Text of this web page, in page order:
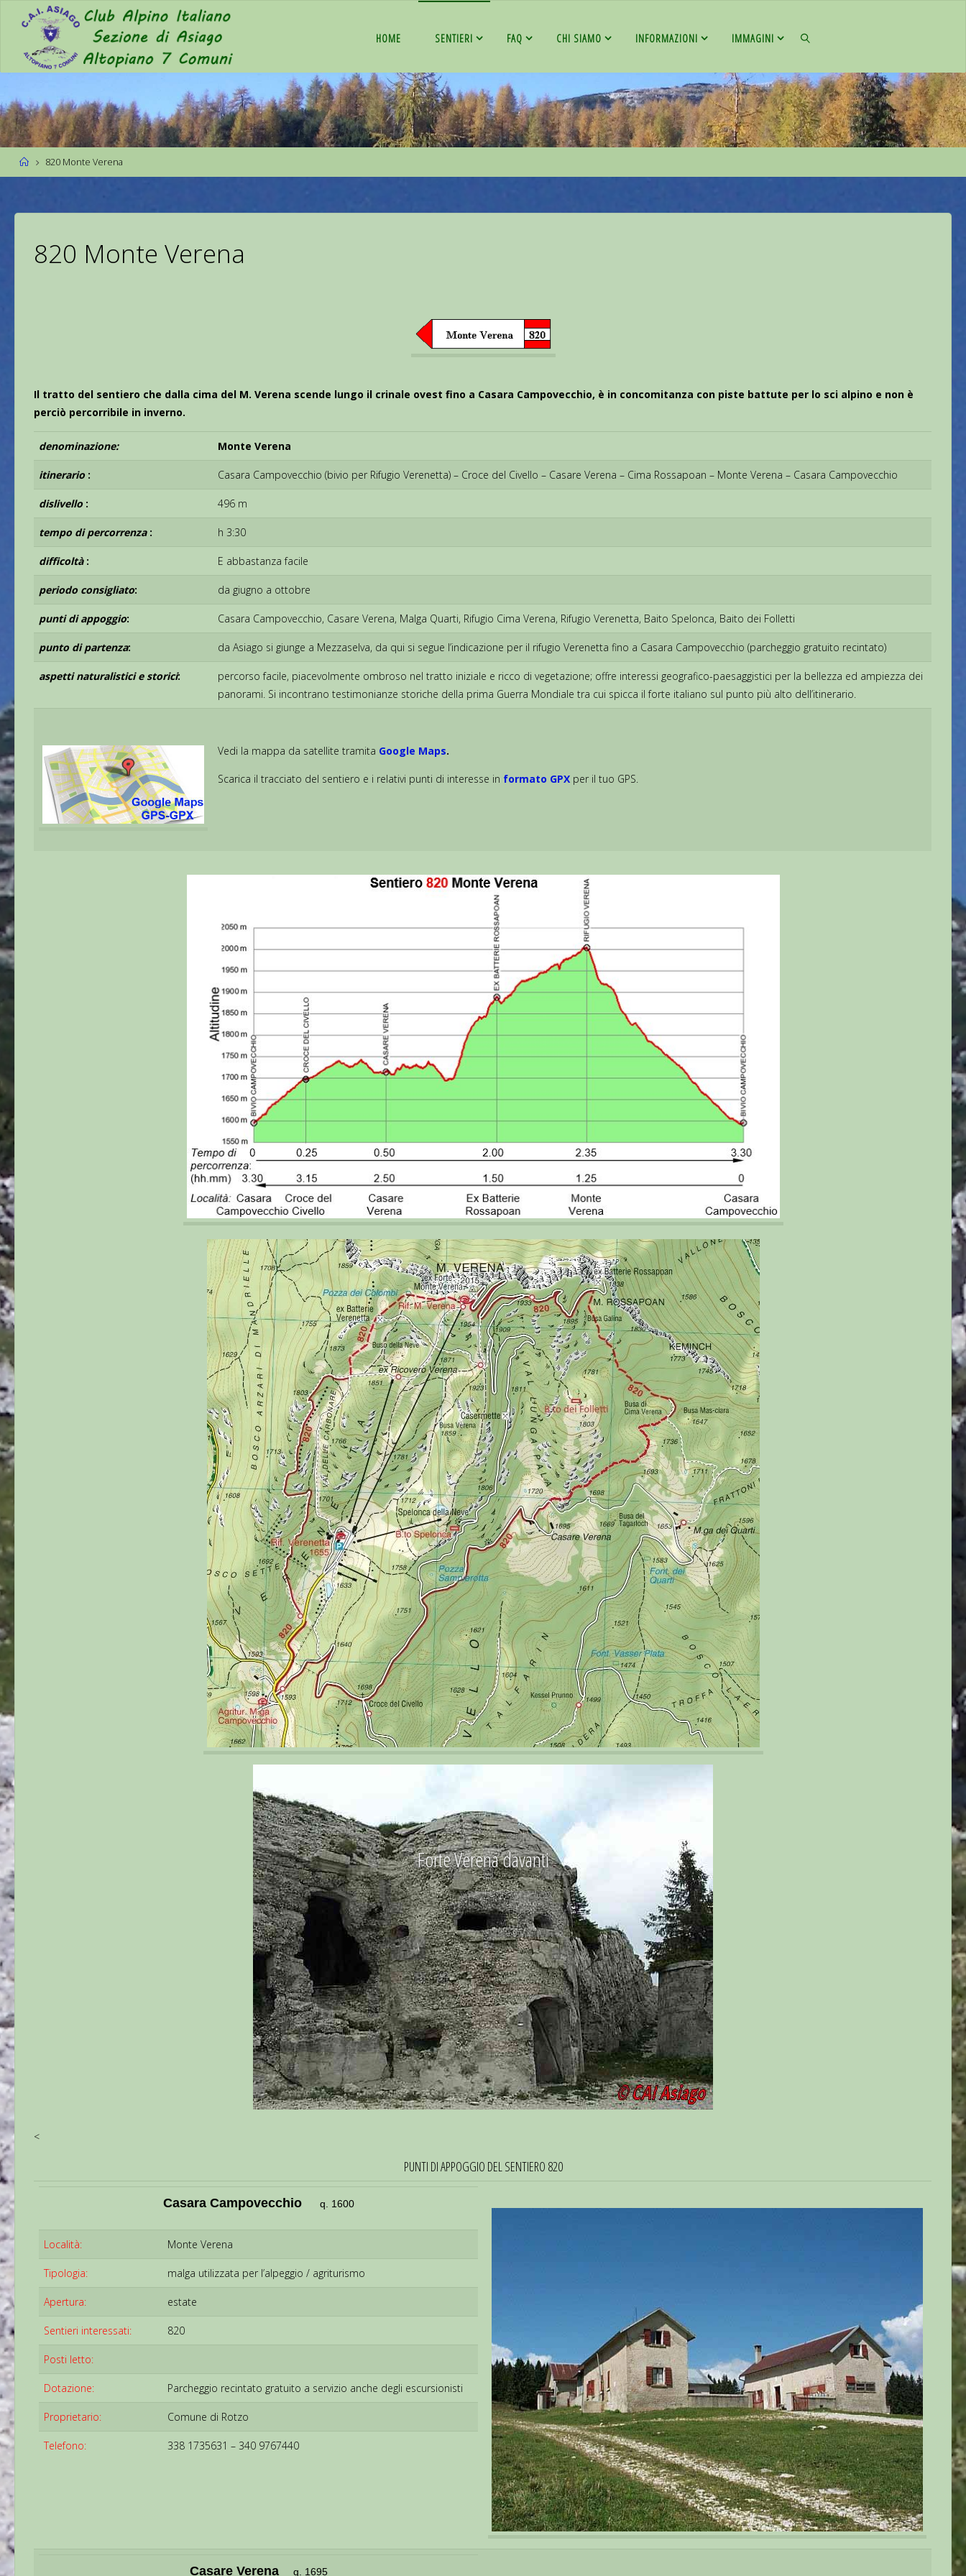
HOME SENTIERI FAQ CHI SIAMO INFORMAZIONI IMMAGINI
820 Monte Verena
820 Monte Verena
Il tratto del sentiero che dalla cima del M. Verena scende lungo il crinale ovest fino a Casara Campovecchio, è in concomitanza con piste battute per lo sci alpino e non è
perciò percorribile in inverno.
denominazione: Monte Verena
itinerario : Casara Campovecchio (bivio per Rifugio Verenetta) – Croce del Civello – Casare Verena – Cima Rossapoan – Monte Verena – Casara Campovecchio
dislivello : 496 m
tempo di percorrenza : h 3:30
difficoltà : E abbastanza facile
periodo consigliato: da giugno a ottobre
punti di appoggio: Casara Campovecchio, Casare Verena, Malga Quarti, Rifugio Cima Verena, Rifugio Verenetta, Baito Spelonca, Baito dei Folletti
punto di partenza: da Asiago si giunge a Mezzaselva, da qui si segue l’indicazione per il rifugio Verenetta fino a Casara Campovecchio (parcheggio gratuito recintato)
aspetti naturalistici e storici:
percorso facile, piacevolmente ombroso nel tratto iniziale e ricco di vegetazione; offre interessi geografico-paesaggistici per la bellezza ed ampiezza dei
panorami. Si incontrano testimonianze storiche della prima Guerra Mondiale tra cui spicca il forte italiano sul punto più alto dell’itinerario.
Vedi la mappa da satellite tramita Google Maps.
Scarica il tracciato del sentiero e i relativi punti di interesse in formato GPX per il tuo GPS.
Forte Verena davanti
<
PUNTI DI APPOGGIO DEL SENTIERO 820
Casara Campovecchio q. 1600
Località: Monte Verena
Tipologia: malga utilizzata per l’alpeggio / agriturismo
Apertura: estate
Sentieri interessati: 820
Posti letto:
Dotazione: Parcheggio recintato gratuito a servizio anche degli escursionisti
Proprietario: Comune di Rotzo
Telefono: 338 1735631 – 340 9767440
Casare Verena q. 1695